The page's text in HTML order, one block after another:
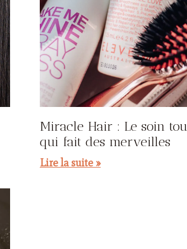
Miracle Hair : Le soin
qui fait des merveilles
Lire la suite »